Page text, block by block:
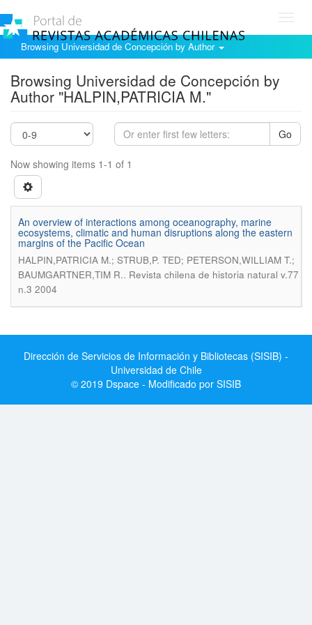
Browsing Universidad de Concepción by Author
Browsing Universidad de Concepción by
Author "HALPIN,PATRICIA M."
Go
Now showing items 1-1 of 1
An overview of interactions among oceanography, marine
ecosystems, climatic and human disruptions along the eastern
margins of the Pacific Ocean
HALPIN,PATRICIA M.; STRUB,P. TED; PETERSON,WILLIAM T.;
BAUMGARTNER,TIM R.. Revista chilena de historia natural v.77
n.3 2004
Dirección de Servicios de Información y Bibliotecas (SISIB) -
Universidad de Chile
© 2019 Dspace - Modificado por SISIB